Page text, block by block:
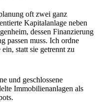
oft zwei ganz
Kapitalanlage neben
dessen Finanzierung
passen muss. Ich ordne
statt sie getrennt zu
und geschlossene
Immobilienanlagen als